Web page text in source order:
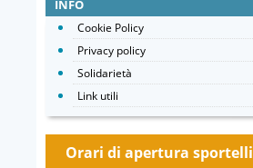
INFO
Cookie Policy
Privacy policy
Solidarietà
Link utili
Orari di apertura sportelli